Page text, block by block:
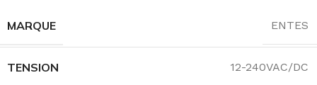
MARQUE ENTES
TENSION 12-240VAC/DC